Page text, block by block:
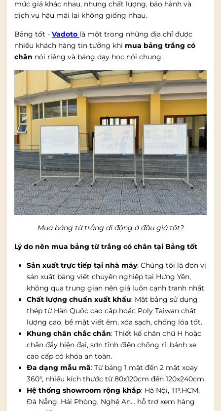
mức giá khác nhau, nhưng chất lượng, bảo hành và
dịch vụ hậu mãi lại không giống nhau.
Bảng tốt - Vadoto là một trong những địa chỉ được
nhiều khách hàng tin tưởng khi mua bảng trắng có
chân nói riêng và bảng dạy học nói chung.
Mua bảng từ trắng di động ở đâu giá tốt?
Lý do nên mua bảng từ trắng có chân tại Bảng tốt
Sản xuất trực tiếp tại nhà máy: Chúng tôi là đơn vị
sản xuất bảng viết chuyên nghiệp tại Hưng Yên,
không qua trung gian nên giá luôn cạnh tranh nhất.
Chất lượng chuẩn xuất khẩu: Mặt bảng sử dụng
thép từ Hàn Quốc cao cấp hoặc Poly Taiwan chất
lượng cao, bề mặt viết êm, xóa sạch, chống lóa tốt.
Khung chân chắc chắn: Thiết kế chân chữ H hoặc
chân đẩy hiện đại, sơn tĩnh điện chống rỉ, bánh xe
cao cấp có khóa an toàn.
Đa dạng mẫu mã: Từ bảng 1 mặt đến 2 mặt xoay
360°, nhiều kích thước từ 80x120cm đến 120x240cm.
Hệ thống showroom rộng khắp: Hà Nội, TP.HCM,
Đà Nẵng, Hải Phòng, Nghệ An… hỗ trợ xem hàng